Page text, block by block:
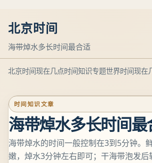
北京时间
海带焯水多长时间最合适
北京时间现在几点时间知识专题世界时间现在
时间知识文章
海带焯水多长时间最
海带焯水的时间一般控制在3到5分钟。
嫩，焯水3分钟左右即可；干海带泡发后